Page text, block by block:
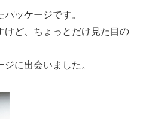
ッケージです。
けど、ちょっとだけ見た目の
に出会いました。